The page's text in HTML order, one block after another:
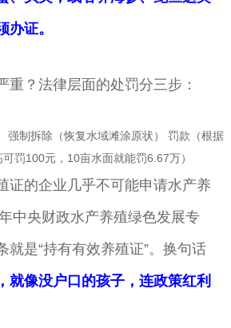
办证。
重？法律层面的处罚分三步：
强制拆除（恢复水域滩涂原状） 罚款（根据
罚100元，10亩水面就能罚6.67万）
证的企业几乎不可能申请水产养
中央财政水产养殖绿色发展专
就是“持有有效养殖证”。换句话
就像没户口的孩子，连政策红利